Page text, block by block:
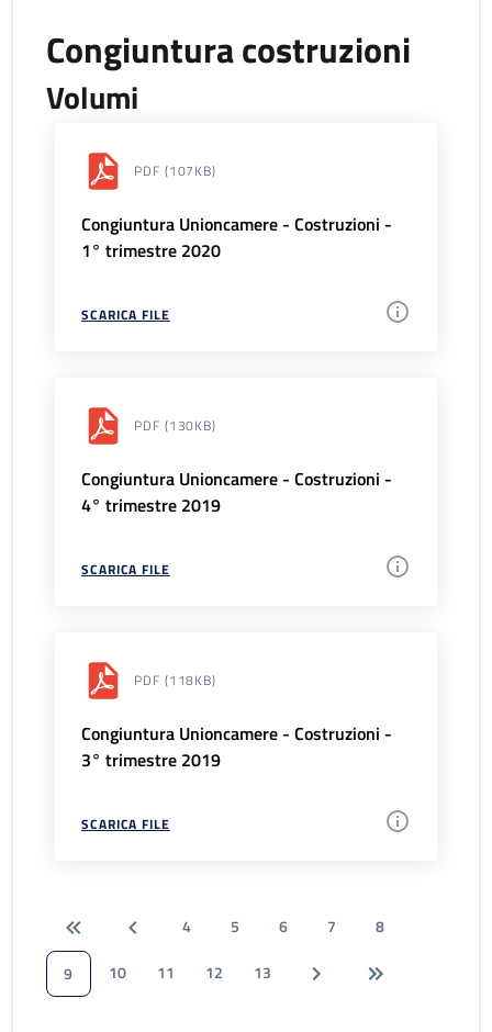
Congiuntura costruzioni
Volumi
PDF (107KB)
Congiuntura Unioncamere - Costruzioni -
1° trimestre 2020
SCARICA FILE
PDF (130KB)
Congiuntura Unioncamere - Costruzioni -
4° trimestre 2019
SCARICA FILE
PDF (118KB)
Congiuntura Unioncamere - Costruzioni -
3° trimestre 2019
SCARICA FILE
4 5 6 7
8
9
10 11 12 13